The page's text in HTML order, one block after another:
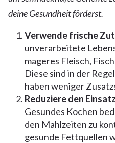
deine Gesundheit förderst.
Verwende frische
unverarbeitete
mageres Fleisch,
Diese sind in der
haben weniger
Reduziere den
Gesundes Kochen
den Mahlzeiten zu
gesunde Fettquellen